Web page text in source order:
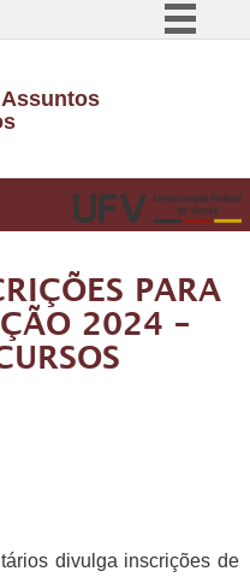
Comunica BR
Acesso à informação
Legislação
PARA
2024 –
divulga inscrições de